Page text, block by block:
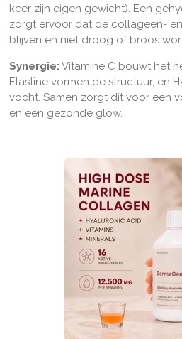
keer zijn eigen gewicht). Een
zorgt ervoor dat de collageen-
blijven en niet droog of broos
Synergie: Vitamine C bouwt het
Elastine vormen de structuur, en
vocht. Samen zorgt dit voor een
en een gezonde glow.